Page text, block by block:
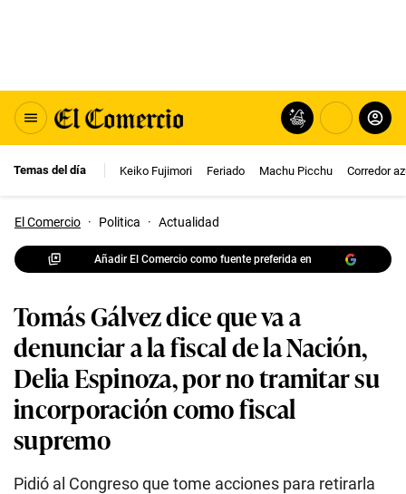
Temas del día Keiko Fujimori Feriado Machu Picchu Corredor
El Comercio · Politica · Actualidad
Añadir El Comercio como fuente preferida en
Tomás Gálvez dice que va a
denunciar a la fiscal de la Nación,
Delia Espinoza, por no tramitar su
incorporación como fiscal
supremo
Pidió al Congreso que tome acciones para retirarla